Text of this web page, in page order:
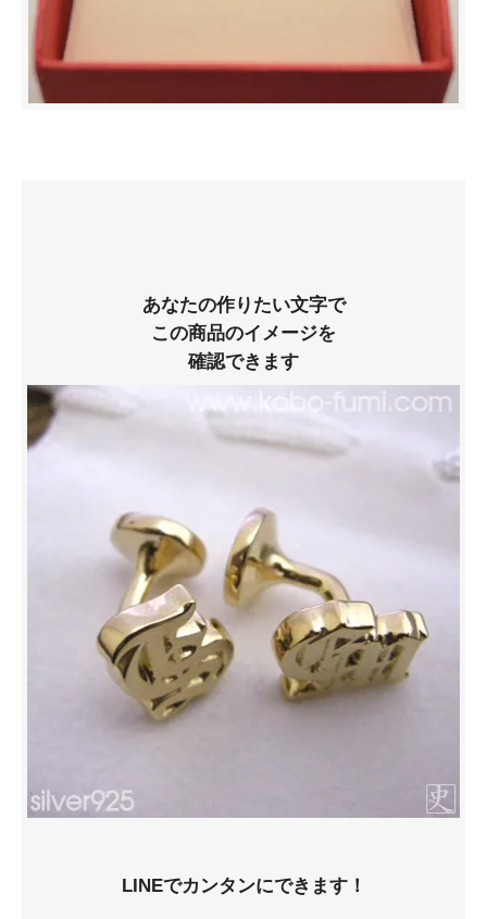
あなたの作りたい文字で
この商品のイメージを
確認できます
LINEでカンタンにできます！